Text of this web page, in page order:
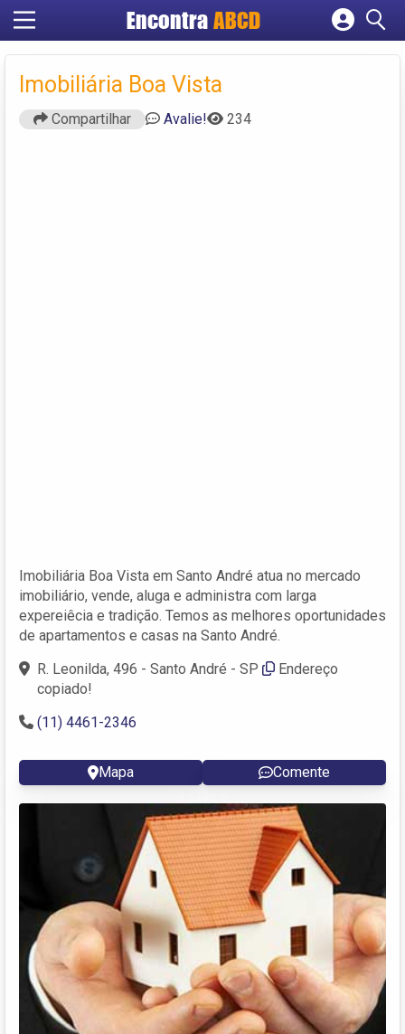
EncontraABCD
Cadastrar empresa
Criar conta
Imobiliária Boa Vista
Compartilhar Avalie! 234
Imobiliária Boa Vista em Santo André atua no mercado
imobiliário, vende, aluga e administra com larga
expereiêcia e tradição. Temos as melhores oportunidades
de apartamentos e casas na Santo André.
R. Leonilda, 496 - Santo André - SP
Endereço
copiado!
(11) 4461-2346
Mapa Comente